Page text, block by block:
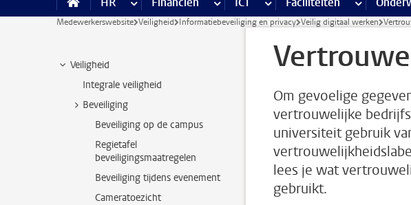
Medewerkerswebsite Veiligheid Informatiebeveiliging en privacy Veilig digitaal werken
Veiligheid
Integrale veiligheid
Beveiliging
Beveiliging op de campus
Regietafel
beveiligingsmaatregelen
Beveiliging tijdens evenement
Cameratoezicht
Om gevoelige
vertrouwelijke
universiteit gebruik
lees je wat
gebruikt.